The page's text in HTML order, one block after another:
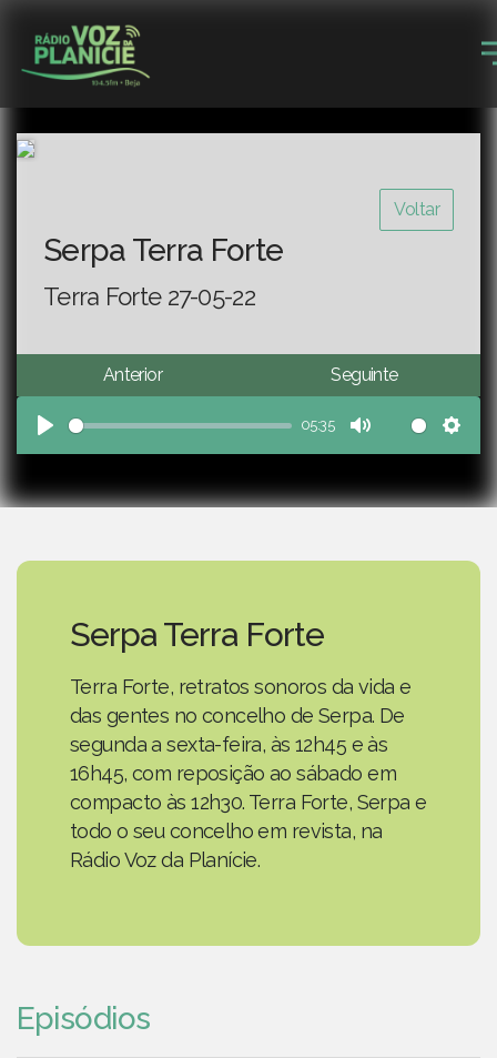
Voltar
Serpa Terra Forte
Terra Forte 27-05-22
Anterior Seguinte
Play
05:35
Mute
Serpa Terra Forte
Terra Forte, retratos sonoros da vida e
das gentes no concelho de Serpa. De
segunda a sexta-feira, às 12h45 e às
16h45, com reposição ao sábado em
compacto às 12h30. Terra Forte, Serpa e
todo o seu concelho em revista, na
Rádio Voz da Planície.
Episódios